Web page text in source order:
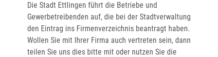
Die Stadt Ettlingen führt die Betriebe und
Gewerbetreibenden auf, die bei der Stadtverwaltung
den Eintrag ins Firmenverzeichnis beantragt haben.
Wollen Sie mit Ihrer Firma auch vertreten sein, dann
teilen Sie uns dies bitte mit oder nutzen Sie die